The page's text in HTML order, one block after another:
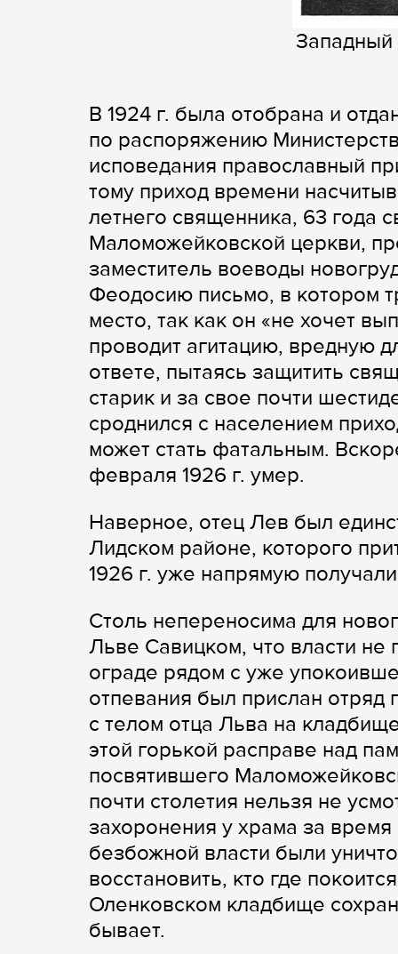
В 1924 г. была отобрана и
по распоряжению
исповедания православный
тому приход времени
летнего священника, 63 года
Маломожейковской церкви,
заместитель воеводы
Феодосию письмо, в котором
место, так как он «не хочет
проводит агитацию, вредную
ответе, пытаясь защитить
старик и за свое почти
сроднился с населением
может стать фатальным.
февраля 1926 г. умер.
Наверное, отец Лев был
Лидском районе, которого
1926 г. уже напрямую
Столь непереносима для
Льве Савицком, что власти не
ограде рядом с уже
отпевания был прислан отряд
с телом отца Льва на
этой горькой расправе над
посвятившего
почти столетия нельзя не
захоронения у храма за
безбожной власти были
восстановить, кто где
Оленковском кладбище
бывает.